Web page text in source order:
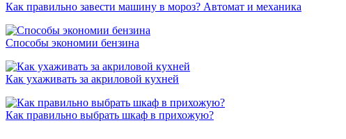
Как правильно завести машину в мороз? Автомат и механика
Способы экономии бензина
Как ухаживать за акриловой кухней
Как правильно выбрать шкаф в прихожую?